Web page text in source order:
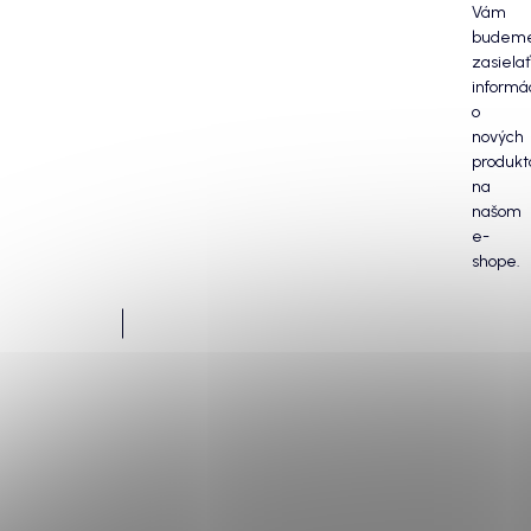
Vám
zasielať
o
nových
na
našom
e-
shope.